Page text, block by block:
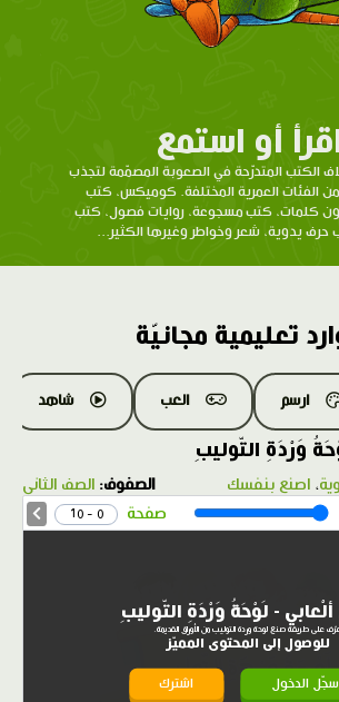
أو استمع
الكتب المتدرّحة في الصعوبة المصمّمة لتجذب
من الفئات العمرية المختلفة. كوميكس، كتب
كلمات، كتب مسجوعة، روايات فصول، كتب
حرف يدوية، شعر وخواطر وغيرها الكثير...
تعليمية مجانيّة
ارسم العب شاهد
وَرْدَةِ التّوليبِ
، اصنع بنفسك الصفوف: الصف الثاني
صفحة 0 - 10
- لَوْحَةُ وَرْدَةِ التّوليبِ
على طريقة صنع لوحة وردة التوليب من الأوراق القديمة.
للوصول إلى المحتوى المميّز
سجّل الدخول اشترك